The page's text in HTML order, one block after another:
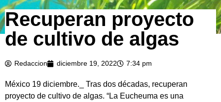
Recuperan proyecto
de cultivo de algas
Redaccion diciembre 19, 2022 7:34 pm
México 19 diciembre._ Tras dos décadas, recuperan
proyecto de cultivo de algas. “La Eucheuma es una